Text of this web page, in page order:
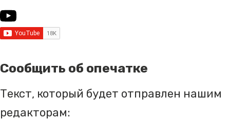
Сообщить об опечатке
Текст, который будет отправлен нашим
редакторам: